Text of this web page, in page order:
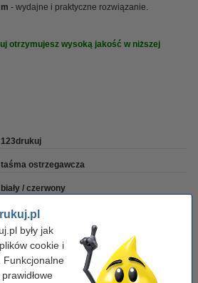
były jak
cookie i
Funkcjonalne
- wydajne i praktyczne rozwiązanie.
otrzymujesz wysoką jakość w niższej
123drukuj
taśma ostrzegawcza
biały / czerwony
50 mm x 66 m
Folia PP
3 szt.